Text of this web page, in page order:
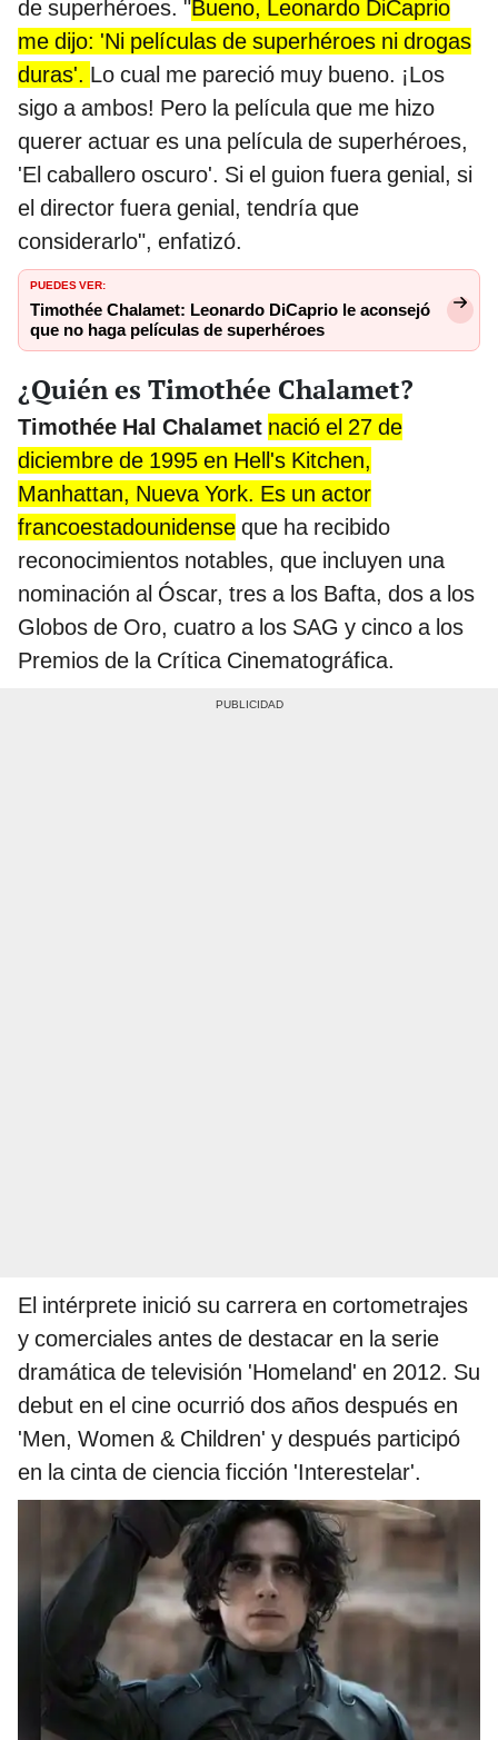
de superhéroes. "Bueno, Leonardo DiCaprio
me dijo: 'Ni películas de superhéroes ni drogas
duras'. Lo cual me pareció muy bueno. ¡Los
sigo a ambos! Pero la película que me hizo
querer actuar es una película de superhéroes,
'El caballero oscuro'. Si el guion fuera genial, si
el director fuera genial, tendría que
considerarlo", enfatizó.
PUEDES VER:
Timothée Chalamet: Leonardo DiCaprio le aconsejó
que no haga películas de superhéroes
¿Quién es Timothée Chalamet?
Timothée Hal Chalamet nació el 27 de
diciembre de 1995 en Hell's Kitchen,
Manhattan, Nueva York. Es un actor
francoestadounidense que ha recibido
reconocimientos notables, que incluyen una
nominación al Óscar, tres a los Bafta, dos a los
Globos de Oro, cuatro a los SAG y cinco a los
Premios de la Crítica Cinematográfica.
El intérprete inició su carrera en cortometrajes
y comerciales antes de destacar en la serie
dramática de televisión 'Homeland' en 2012. Su
debut en el cine ocurrió dos años después en
'Men, Women & Children' y después participó
en la cinta de ciencia ficción 'Interestelar'.